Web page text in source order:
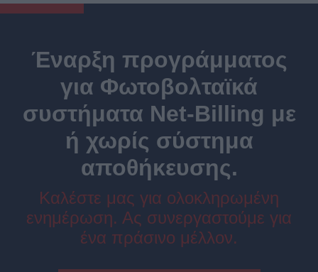
Έναρξη προγράμματος
για Φωτοβολταϊκά
συστήματα Net-Billing με
ή χωρίς σύστημα
αποθήκευσης.
Καλέστε μας για ολοκληρωμένη
ενημέρωση. Ας συνεργαστούμε για
ένα πράσινο μέλλον.